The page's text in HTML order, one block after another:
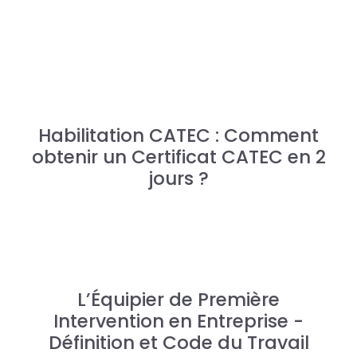
Habilitation CATEC : Comment
obtenir un Certificat CATEC en 2
jours ?
L’Équipier de Première
Intervention en Entreprise -
Définition et Code du Travail